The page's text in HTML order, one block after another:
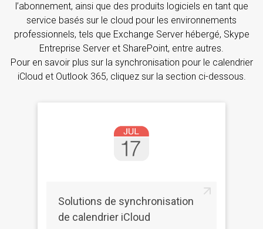
l’abonnement, ainsi que des produits logiciels en tant que
service basés sur le cloud pour les environnements
professionnels, tels que Exchange Server hébergé, Skype
Entreprise Server et SharePoint, entre autres.
Pour en savoir plus sur la synchronisation pour le calendrier
iCloud et Outlook 365, cliquez sur la section ci-dessous.
Solutions de synchronisation
de calendrier iCloud